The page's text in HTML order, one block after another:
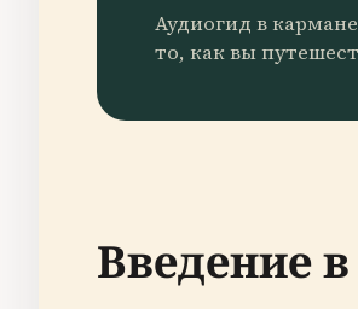
Аудиогид в
то, как вы
Введение